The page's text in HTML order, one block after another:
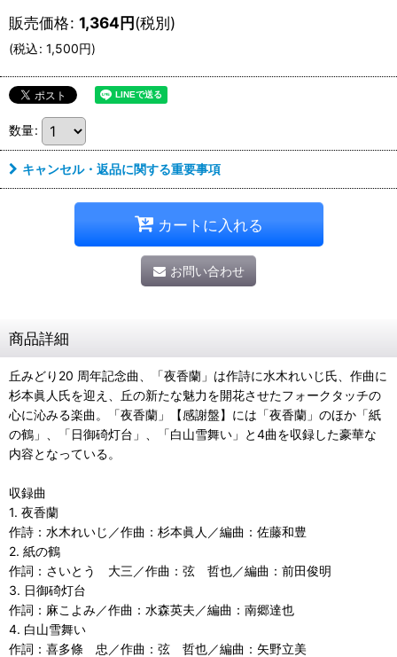
販売価格: 1,364円(税別)
(税込: 1,500円)
数量:
キャンセル・返品に関する重要事項
カートに入れる
お問い合わせ
商品詳細
丘みどり20 周年記念曲、「夜香蘭」は作詩に水木れいじ氏、作曲に
杉本眞人氏を迎え、丘の新たな魅力を開花させたフォークタッチの
心に沁みる楽曲。「夜香蘭」【感謝盤】には「夜香蘭」のほか「紙
の鶴」、「日御碕灯台」、「白山雪舞い」と4曲を収録した豪華な
内容となっている。
収録曲
1. 夜香蘭
作詩：水木れいじ／作曲：杉本眞人／編曲：佐藤和豊
2. 紙の鶴
作詞：さいとう 大三／作曲：弦 哲也／編曲：前田俊明
3. 日御碕灯台
作詞：麻こよみ／作曲：水森英夫／編曲：南郷達也
4. 白山雪舞い
作詞：喜多條 忠／作曲：弦 哲也／編曲：矢野立美